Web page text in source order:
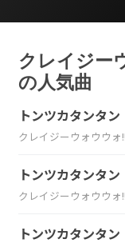
クレイジー
の人気曲
トンツカタンタン
クレイジーウォウウォ!!
トンツカタンタン
クレイジーウォウウォ!!
トンツカタンタン